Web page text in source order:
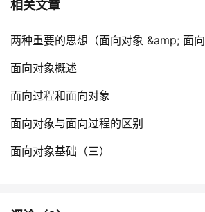
相关文章
两种重要的思想（面向对象 &amp; 面向
面向对象概述
面向过程和面向对象
面向对象与面向过程的区别
面向对象基础（三）